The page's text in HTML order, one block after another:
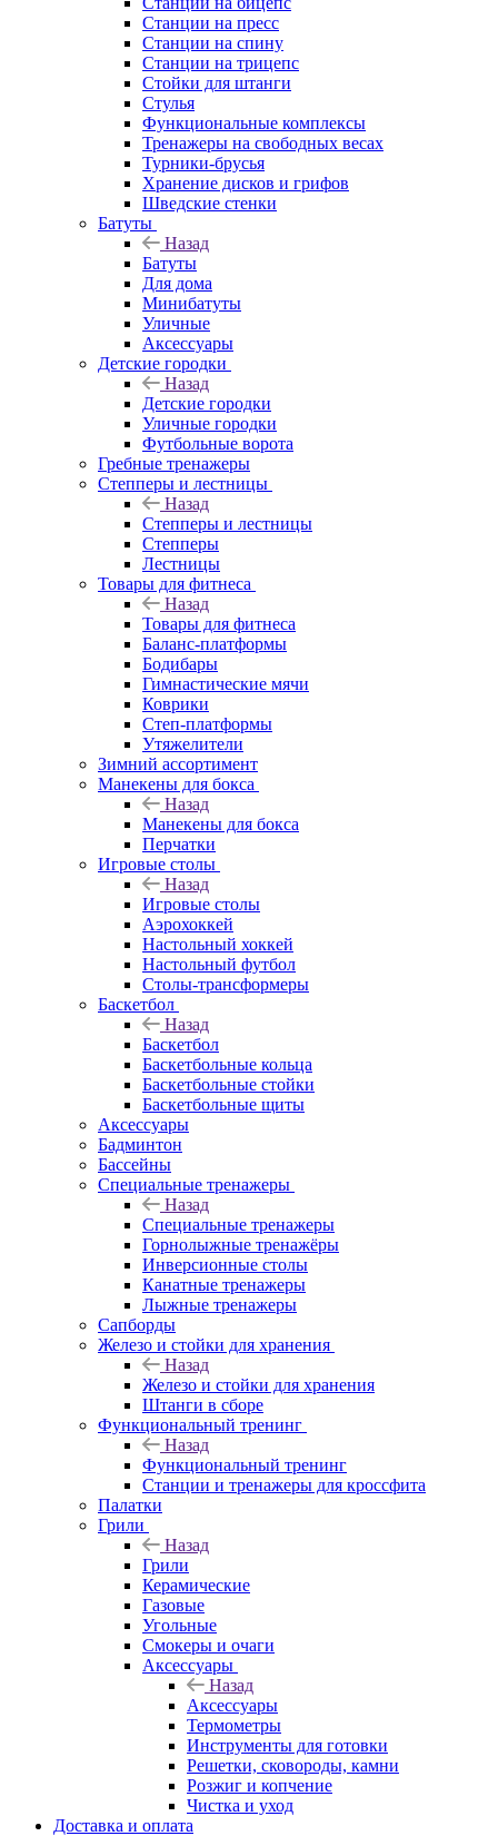
Станции на пресс
Станции на спину
Станции на трицепс
Стойки для штанги
Стулья
Функциональные комплексы
Тренажеры на свободных весах
Турники-брусья
Хранение дисков и грифов
Шведские стенки
Батуты
Назад
Батуты
Для дома
Минибатуты
Уличные
Аксессуары
Детские городки
Назад
Детские городки
Уличные городки
Футбольные ворота
Гребные тренажеры
Степперы и лестницы
Назад
Степперы и лестницы
Степперы
Лестницы
Товары для фитнеса
Назад
Товары для фитнеса
Баланс-платформы
Бодибары
Гимнастические мячи
Коврики
Степ-платформы
Утяжелители
Зимний ассортимент
Манекены для бокса
Назад
Манекены для бокса
Перчатки
Игровые столы
Назад
Игровые столы
Аэрохоккей
Настольный хоккей
Настольный футбол
Столы-трансформеры
Баскетбол
Назад
Баскетбол
Баскетбольные кольца
Баскетбольные стойки
Баскетбольные щиты
Аксессуары
Бадминтон
Бассейны
Специальные тренажеры
Назад
Специальные тренажеры
Горнолыжные тренажёры
Инверсионные столы
Канатные тренажеры
Лыжные тренажеры
Сапборды
Железо и стойки для хранения
Назад
Железо и стойки для хранения
Штанги в сборе
Функциональный тренинг
Назад
Функциональный тренинг
Станции и тренажеры для кроссфита
Палатки
Грили
Назад
Грили
Керамические
Газовые
Угольные
Смокеры и очаги
Аксессуары
Назад
Аксессуары
Термометры
Инструменты для готовки
Решетки, сковороды, камни
Розжиг и копчение
Чистка и уход
Доставка и оплата